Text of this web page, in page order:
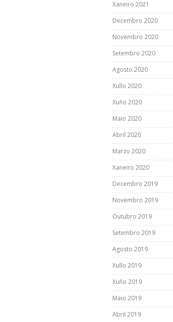
Xaneiro 2021
Decembro 2020
Novembro 2020
Setembro 2020
Agosto 2020
Xullo 2020
Xuño 2020
Maio 2020
Abril 2020
Marzo 2020
Xaneiro 2020
Decembro 2019
Novembro 2019
Outubro 2019
Setembro 2019
Agosto 2019
Xullo 2019
Xuño 2019
Maio 2019
Abril 2019